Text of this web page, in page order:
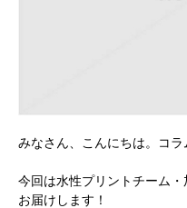
みなさん、こんにちは。コラ
今回は水性プリントチーム
お届けします！